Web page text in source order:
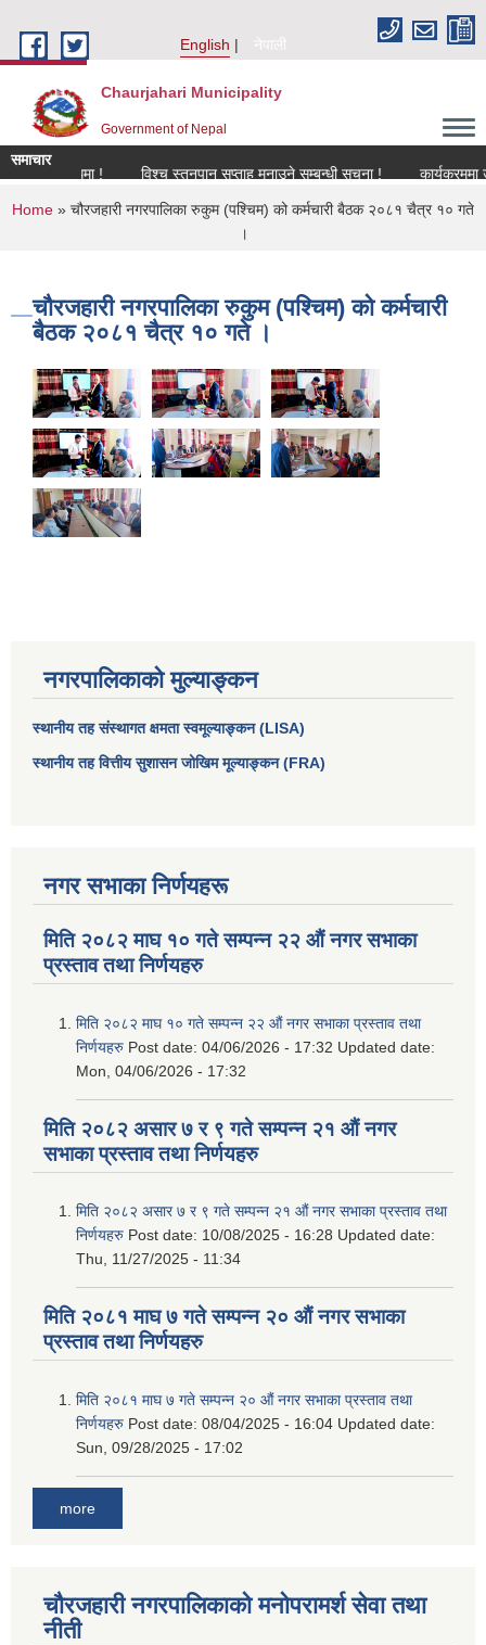
English
नेपाली
Chaurjahari Municipality
Government of Nepal
समाचार
विश्च स्तनपान सप्ताह मनाउने सम्बन्धी सूचना ! कार्यक्रममा
You are here
Home » चौरजहारी नगरपालिका रुकुम (पश्चिम) को कर्मचारी बैठक २०८१ चैत्र १० गते
।
चौरजहारी नगरपालिका रुकुम (पश्चिम) को कर्मचारी
बैठक २०८१ चैत्र १० गते ।
नगरपालिकाको मुल्याङ्कन
स्थानीय तह संस्थागत क्षमता स्वमूल्याङ्कन (LISA)
स्थानीय तह वित्तीय सुशासन जोखिम मूल्याङ्कन (FRA)
नगर सभाका निर्णयहरू
मिति २०८२ माघ १० गते सम्पन्न २२ औं नगर सभाका
प्रस्ताव तथा निर्णयहरु
मिति २०८२ माघ १० गते सम्पन्न २२ औं नगर सभाका प्रस्ताव तथा
निर्णयहरु Post date: 04/06/2026 - 17:32 Updated date:
Mon, 04/06/2026 - 17:32
मिति २०८२ असार ७ र ९ गते सम्पन्न २१ औं नगर
सभाका प्रस्ताव तथा निर्णयहरु
मिति २०८२ असार ७ र ९ गते सम्पन्न २१ औं नगर सभाका प्रस्ताव तथा
निर्णयहरु Post date: 10/08/2025 - 16:28 Updated date:
Thu, 11/27/2025 - 11:34
मिति २०८१ माघ ७ गते सम्पन्न २० औं नगर सभाका
प्रस्ताव तथा निर्णयहरु
मिति २०८१ माघ ७ गते सम्पन्न २० औं नगर सभाका प्रस्ताव तथा
निर्णयहरु Post date: 08/04/2025 - 16:04 Updated date:
Sun, 09/28/2025 - 17:02
more
चौरजहारी नगरपालिकाको मनोपरामर्श सेवा तथा
नीती